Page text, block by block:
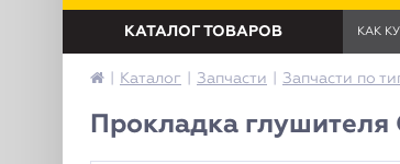
Каталог Запчасти Запчасти по
Прокладка глушителя
КАТАЛОГ ТОВАРОВ КАК